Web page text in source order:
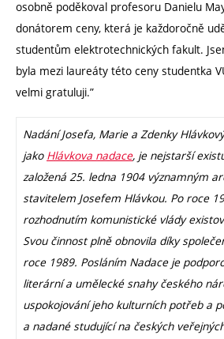
osobně poděkoval profesoru Danielu
donátorem ceny, která je každoročně
studentům elektrotechnických fakult.
byla mezi laureáty této ceny studentka
velmi gratuluji.”
Nadání Josefa, Marie a Zdenky
jako Hlávkova nadace, je nejstarší
založená 25. ledna 1904 významným
stavitelem Josefem Hlávkou. Po roce
rozhodnutím komunistické vlády
Svou činnost plně obnovila díky
roce 1989. Posláním Nadace je
literární a umělecké snahy českého
uspokojování jeho kulturních potřeb a
a nadané studující na českých